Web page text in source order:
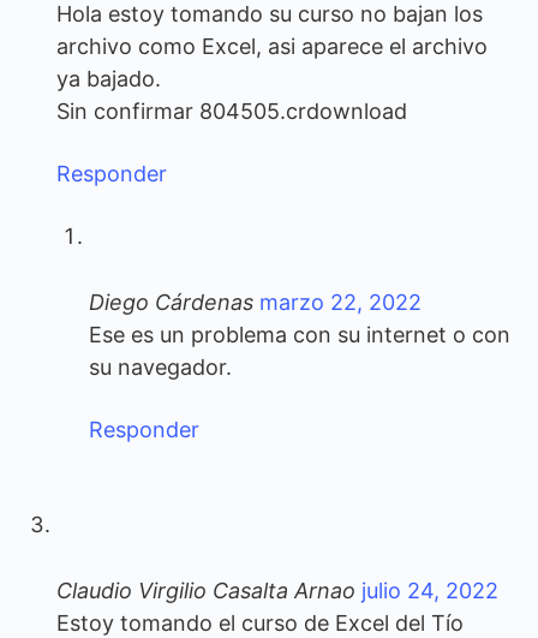
Hola estoy tomando su curso no bajan los
archivo como Excel, asi aparece el archivo
ya bajado.
Sin confirmar 804505.crdownload
Responder
Diego Cárdenas marzo 22, 2022
Ese es un problema con su internet o con
su navegador.
Responder
Claudio Virgilio Casalta Arnao julio 24, 2022
Estoy tomando el curso de Excel del Tío